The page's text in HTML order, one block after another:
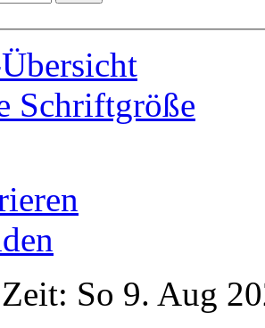
Schriftgröße
So 9. Aug